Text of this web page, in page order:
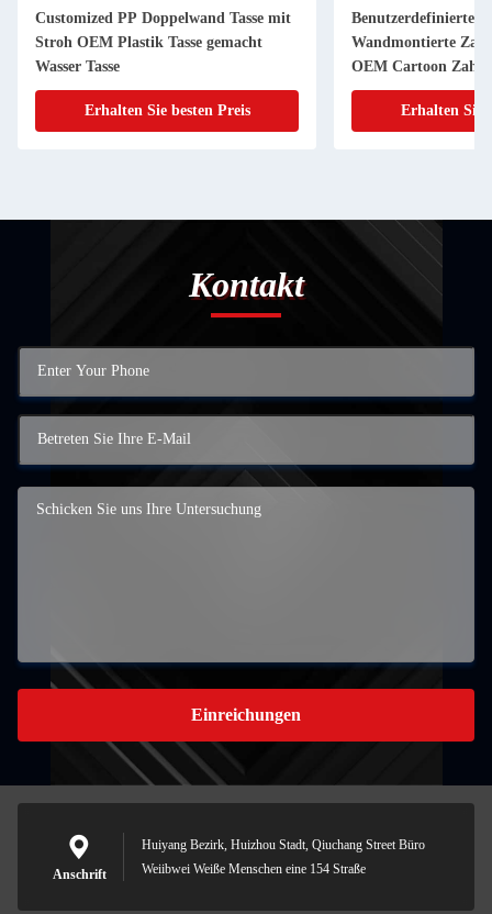
Customized PP Doppelwand Tasse mit
Stroh OEM Plastik Tasse gemacht
Wasser Tasse
Erhalten Sie besten Preis
Benutzerdefinierte
Wandmontierte
OEM Cartoon
Erhalten Sie
Kontakt
Einreichungen
Anschrift
Huiyang Bezirk, Huizhou Stadt, Qiuchang Street Büro
Weiibwei Weiße Menschen eine 154 Straße